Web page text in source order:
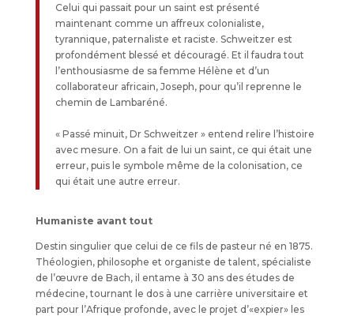
Celui qui passait pour un saint est présenté
maintenant comme un affreux colonialiste,
tyrannique, paternaliste et raciste. Schweitzer est
profondément blessé et découragé. Et il faudra tout
l’enthousiasme de sa femme Hélène et d’un
collaborateur africain, Joseph, pour qu’il reprenne le
chemin de Lambaréné.
« Passé minuit, Dr Schweitzer » entend relire l’histoire
avec mesure. On a fait de lui un saint, ce qui était une
erreur, puis le symbole même de la colonisation, ce
qui était une autre erreur.
Humaniste avant tout
Destin singulier que celui de ce fils de pasteur né en 1875.
Théologien, philosophe et organiste de talent, spécialiste
de l’œuvre de Bach, il entame à 30 ans des études de
médecine, tournant le dos à une carrière universitaire et
part pour l’Afrique profonde, avec le projet d’«expier» les